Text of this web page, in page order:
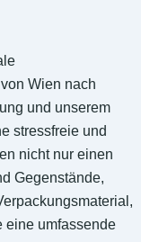
Wien nach
und unserem
stressfreie und
nicht nur einen
Gegenstände,
eine umfassende